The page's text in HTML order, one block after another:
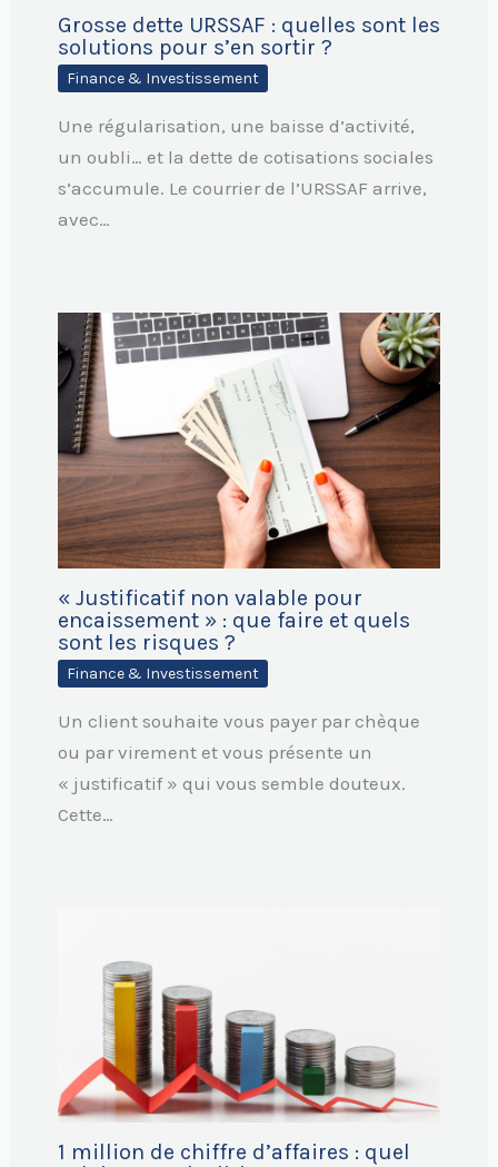
Grosse dette URSSAF : quelles sont les
solutions pour s’en sortir ?
Finance & Investissement
Une régularisation, une baisse d’activité,
un oubli… et la dette de cotisations sociales
s’accumule. Le courrier de l’URSSAF arrive,
avec…
« Justificatif non valable pour
encaissement » : que faire et quels
sont les risques ?
Finance & Investissement
Un client souhaite vous payer par chèque
ou par virement et vous présente un
« justificatif » qui vous semble douteux.
Cette…
1 million de chiffre d’affaires : quel